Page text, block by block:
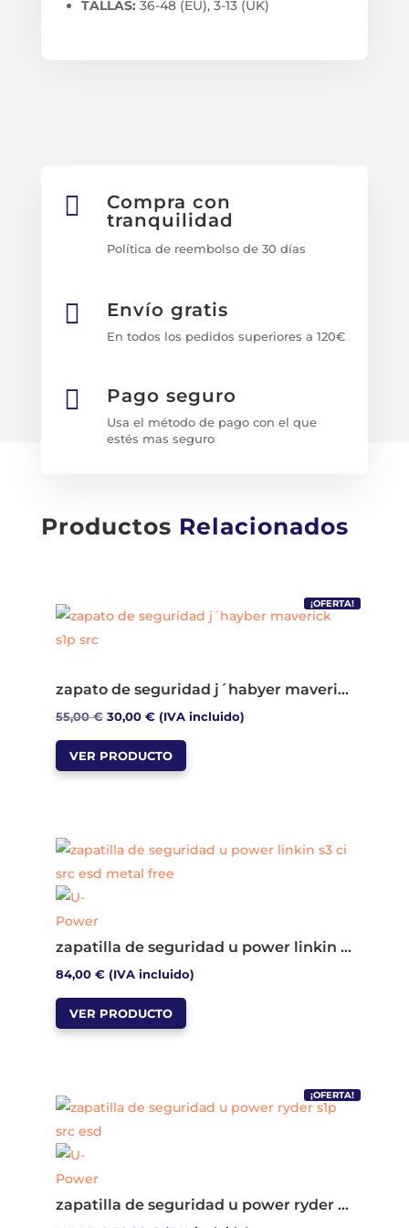
TALLAS: 36-48 (EU), 3-13 (UK)

Compra con
tranquilidad
Política de reembolso de 30 días
 Envío gratis
En todos los pedidos superiores a 120€
 Pago seguro
Usa el método de pago con el que
estés mas seguro
Productos Relacionados
¡OFERTA!
zapato de seguridad j´habyer maverick s1p src
55,00€ El
precio
original
30,00 €El
precio
actual
(IVA incluido)
VER PRODUCTO
Este
Las
elegir
en
la
página
zapatilla de seguridad u power linkin s3 ci src esd metal free
84,00 € (IVA incluido)
VER PRODUCTO
Este
Las
elegir
¡OFERTA!
zapatilla de seguridad u power ryder s1p src esd